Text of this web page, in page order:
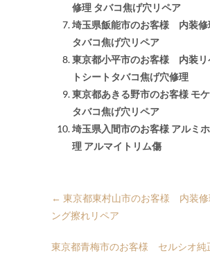
修理 タバコ焦げ穴リペア
埼玉県飯能市のお客様 内装
タバコ焦げ穴リペア
東京都小平市のお客様 内装リ
トシートタバコ焦げ穴修理
東京都あきる野市のお客様 モ
タバコ焦げ穴リペア
埼玉県入間市のお客様 アルミ
理 アルマイトリム傷
← 東京都東村山市のお客様 内装修
ング擦れリペア
東京都青梅市のお客様 セルシオ純